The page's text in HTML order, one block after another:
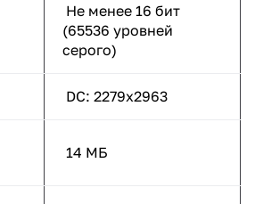
Не менее 16 бит
(65536 уровней
серого)
DC: 2279х2963
14 МБ